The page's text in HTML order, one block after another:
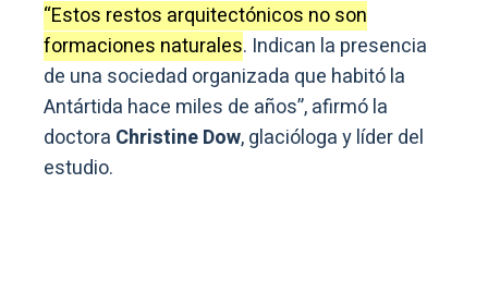
“Estos restos arquitectónicos no son
formaciones naturales. Indican la presencia
de una sociedad organizada que habitó la
Antártida hace miles de años”, afirmó la
doctora Christine Dow, glacióloga y líder del
estudio.